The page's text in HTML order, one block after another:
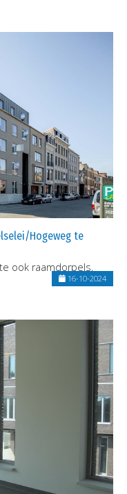
Hogeweg te
ook raamdorpels,
16-10-2024